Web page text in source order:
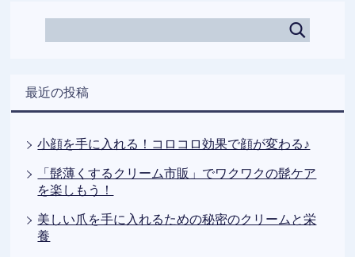
最近の投稿
小顔を手に入れる！コロコロ効果で顔が変わる♪
「髭薄くするクリーム市販」でワクワクの髭ケア
を楽しもう！
美しい爪を手に入れるための秘密のクリームと栄
養